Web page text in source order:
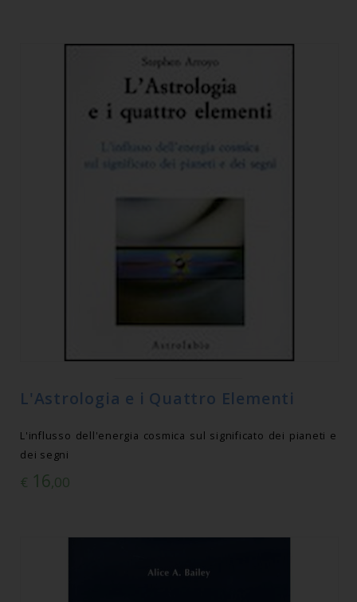
L'Astrologia e i Quattro Elementi
L'influsso dell'energia cosmica sul significato dei pianeti e
dei segni
€ 16,00